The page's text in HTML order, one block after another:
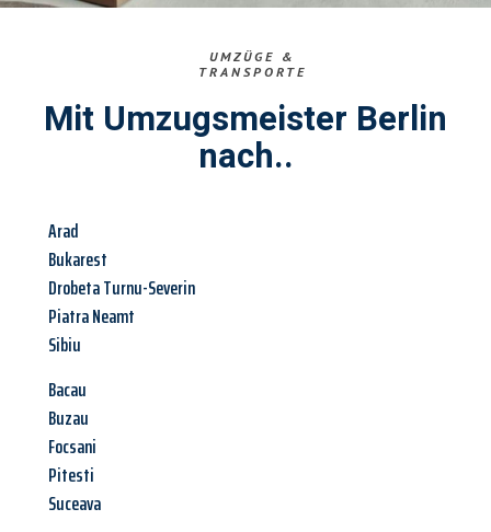
UMZÜGE &
TRANSPORTE
Mit Umzugsmeister Berlin
nach..
Arad
Bukarest
Drobeta Turnu-Severin
Piatra Neamt
Sibiu
Bacau
Buzau
Focsani
Pitesti
Suceava